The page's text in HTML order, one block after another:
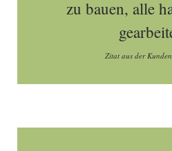
zu bauen, alle
Zitat aus der